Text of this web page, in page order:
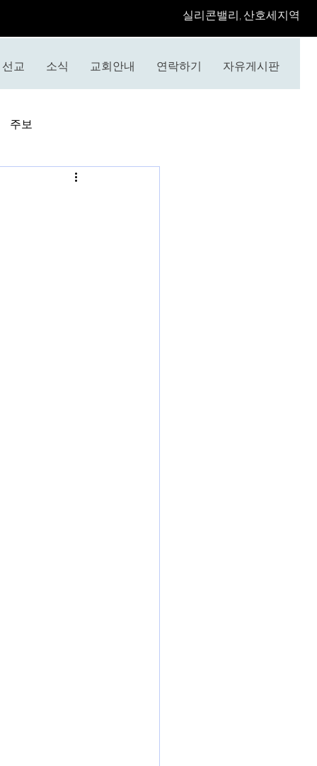
​실리콘밸리, 산호세지역
선교 소식 교회안내 연락하기 자유게시판
주보